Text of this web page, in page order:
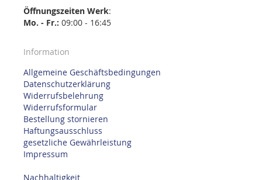
Öffnungszeiten Werk:
Mo. - Fr.: 09:00 - 16:45
Information
Allgemeine Geschäftsbedingungen
Datenschutzerklärung
Widerrufsbelehrung
Widerrufsformular
Bestellung stornieren
Haftungsausschluss
gesetzliche Gewährleistung
Impressum
Nachhaltigkeit